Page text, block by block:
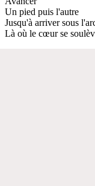
Un pied puis l'autre
Jusqu'à arriver sous
Là où le cœur se